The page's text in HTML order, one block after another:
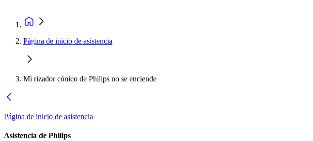
Página de inicio de asistencia
Mi rizador cónico de Philips no se enciende
Página de inicio de asistencia
Asistencia de Philips